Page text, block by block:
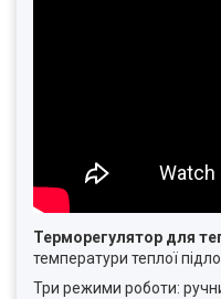
Терморегулятор для
температури теплої
Три режими роботи: